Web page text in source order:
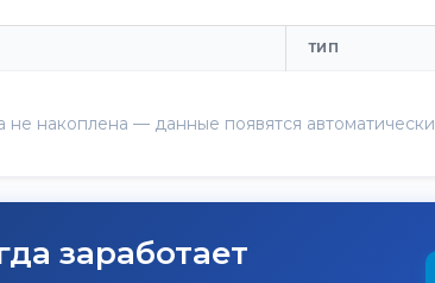
ТИП
не накоплена — данные появятся автоматически
заработает